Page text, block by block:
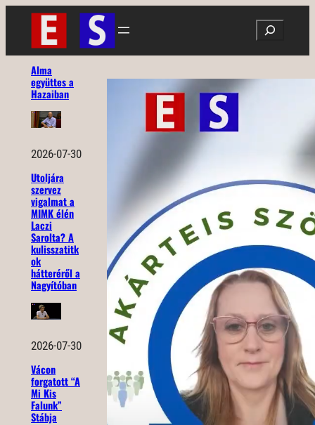
Ugrás
tartalomhoz
Search
Alma
együttes a
Hazaiban
2026-07-30
Utoljára
szervez
vigalmat a
MIMK élén
Laczi
Sarolta? A
kulisszatitk
ok
hátteréről a
Nagyítóban
2026-07-30
Vácon
forgatott “A
Mi Kis
Falunk”
Stábja